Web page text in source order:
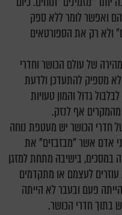
ואפשר לומר ללא ספק
ולא רק את הספורטאים
של עולם הכושר וחדרי
מספיק להתעדכן ולדעת
גדול והמון טעויות
אף לנזק.
חדרי הכושר יש מעטפת נוחה
אדם אשר "מבזבזים" את
במסכים, בישיבה מתחת למזגן
לעצמם או מתקדמים
פעם ובעבר לא הייתה
חדרי הכושר.